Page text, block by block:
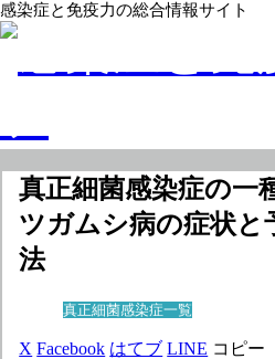
感染症と免疫力の総合情報サイト
真正細菌感染症の一
ツガムシ病の症状と
法
真正細菌感染症一覧
X Facebook はてブ LINE コピー